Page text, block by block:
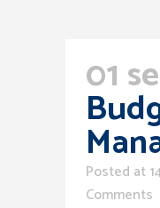
01
Posted at
Comments